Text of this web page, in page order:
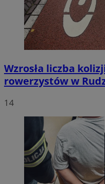
Wzrosła liczba
rowerzystów w
14